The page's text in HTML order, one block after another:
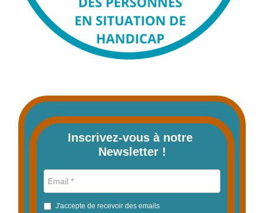
Inscrivez-vous à notre
Newsletter !
J'accepte de recevoir des emails